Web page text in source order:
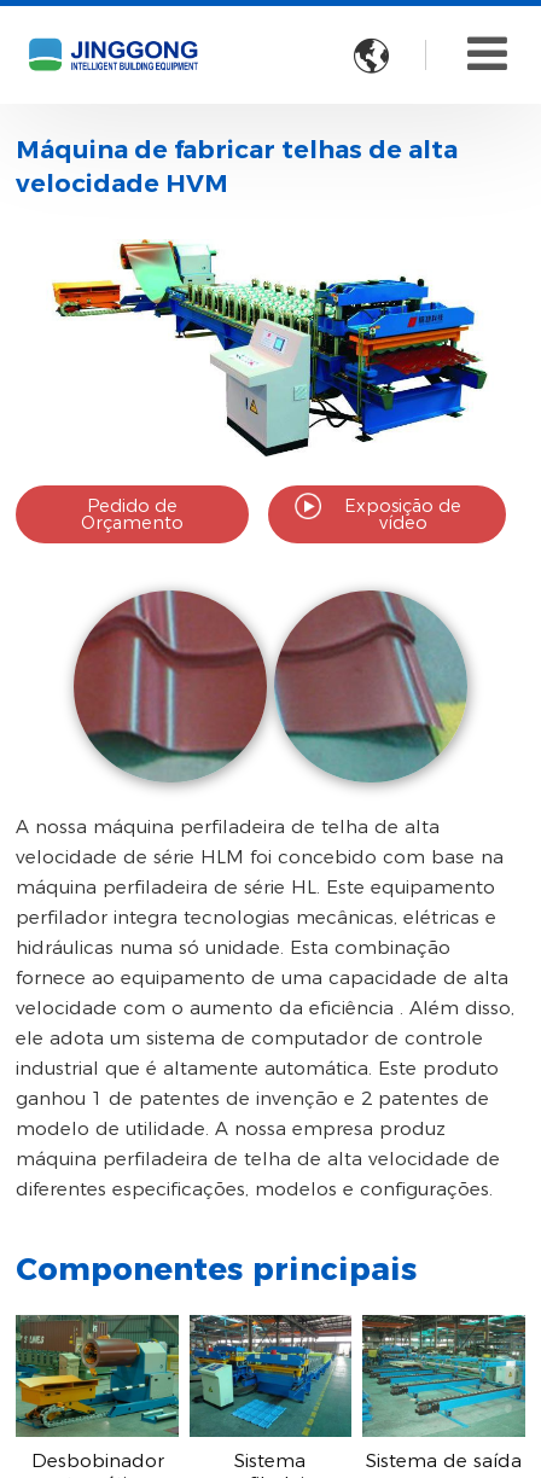

Máquina de fabricar telhas de alta
velocidade HVM
Pedido de
Orçamento
Exposição de
vídeo
A nossa máquina perfiladeira de telha de alta
velocidade de série HLM foi concebido com base na
máquina perfiladeira de série HL. Este equipamento
perfilador integra tecnologias mecânicas, elétricas e
hidráulicas numa só unidade. Esta combinação
fornece ao equipamento de uma capacidade de alta
velocidade com o aumento da eficiência . Além disso,
ele adota um sistema de computador de controle
industrial que é altamente automática. Este produto
ganhou 1 de patentes de invenção e 2 patentes de
modelo de utilidade. A nossa empresa produz
máquina perfiladeira de telha de alta velocidade de
diferentes especificações, modelos e configurações.
Componentes principais
Desbobinador
Sistema
Sistema de saída